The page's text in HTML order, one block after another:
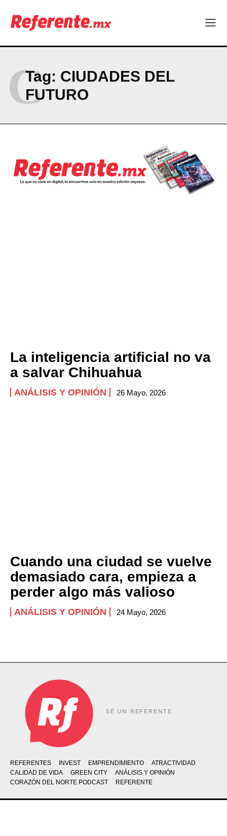
Tag: CIUDADES DEL
FUTURO
C
La inteligencia artificial no va
a salvar Chihuahua
ANÁLISIS Y OPINIÓN 26 Mayo, 2026
Cuando una ciudad se vuelve
demasiado cara, empieza a
perder algo más valioso
ANÁLISIS Y OPINIÓN 24 Mayo, 2026
SÉ UN REFERENTE
REFERENTES INVEST EMPRENDIMIENTO
ATRACTIVIDAD
CALIDAD DE VIDA
GREEN CITY
ANÁLISIS Y OPINIÓN
CORAZÓN DEL NORTE PODCAST
REFERENTE